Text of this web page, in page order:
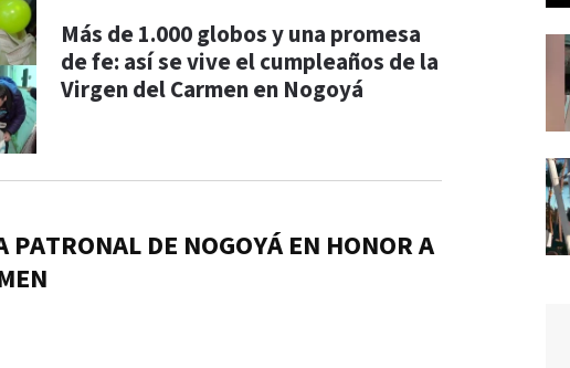
Más de 1.000 globos y una promesa
de fe: así se vive el cumpleaños de la
Virgen del Carmen en Nogoyá
PATRONAL DE NOGOYÁ EN HONOR A